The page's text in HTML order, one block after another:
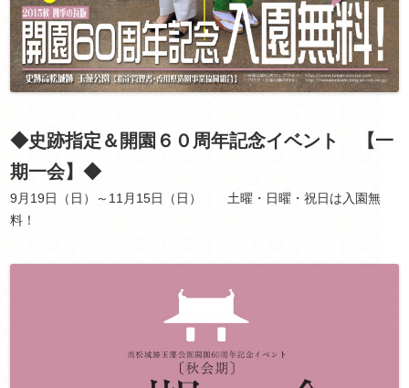
◆史跡指定＆開園６０周年記念イベント 【一
期一会】◆
9月19日（日）～11月15日（日） 土曜・日曜・祝日は入園無
料！